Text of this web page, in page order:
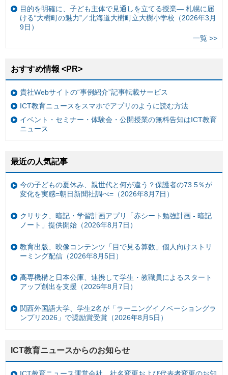
目的を明確に、子ども主体で見通しを立てる授業— 札幌に届
ける“大樹町の魅力”／北海道大樹町立大樹小学校（2026年3月
9日）
一覧 >>
おすすめ情報 <PR>
貴社Webサイトの“事例紹介”記事転載サービス
ICT教育ニュースをスマホでアプリのように読む方法
イベント・セミナー・体験会・公開授業の無料告知はICT教育
ニュース
最近の人気記事
今の子どもの夏休み、親世代と何が違う？保護者の73.5％が
変化を実感=朝日新聞社調べ=（2026年8月7日）
クリサク、暗記・学習計画アプリ「赤シート勉強計画 - 暗記
ノート」提供開始（2026年8月7日）
教育出版、映像コンテンツ「目で見る算数」個人向けストリ
ーミング配信（2026年8月5日）
高専機構と日本公庫、連携して学生・教職員によるスタート
アップ創出を支援（2026年8月7日）
関西外国語大学、学生2名が「ラーニングイノベーショングラ
ンプリ2026」で奨励賞受賞（2026年8月5日）
ICT教育ニュースからのお知らせ